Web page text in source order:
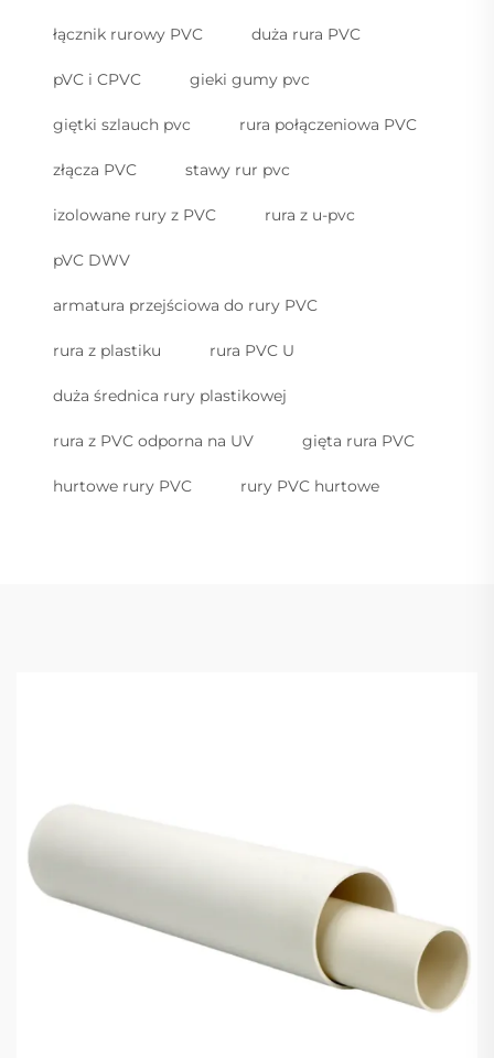
łącznik rurowy PVC duża rura PVC
pVC i CPVC gieki gumy pvc
giętki szlauch pvc rura połączeniowa PVC
złącza PVC stawy rur pvc
izolowane rury z PVC rura z u-pvc
pVC DWV
armatura przejściowa do rury PVC
rura z plastiku rura PVC U
duża średnica rury plastikowej
rura z PVC odporna na UV gięta rura PVC
hurtowe rury PVC rury PVC hurtowe